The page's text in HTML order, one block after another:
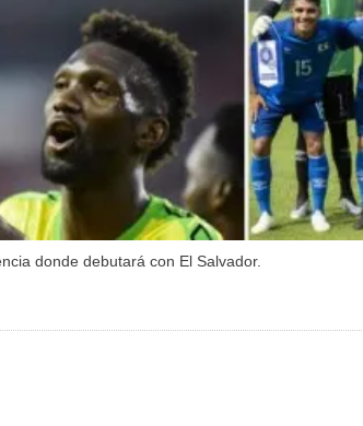
donde debutará con El Salvador.